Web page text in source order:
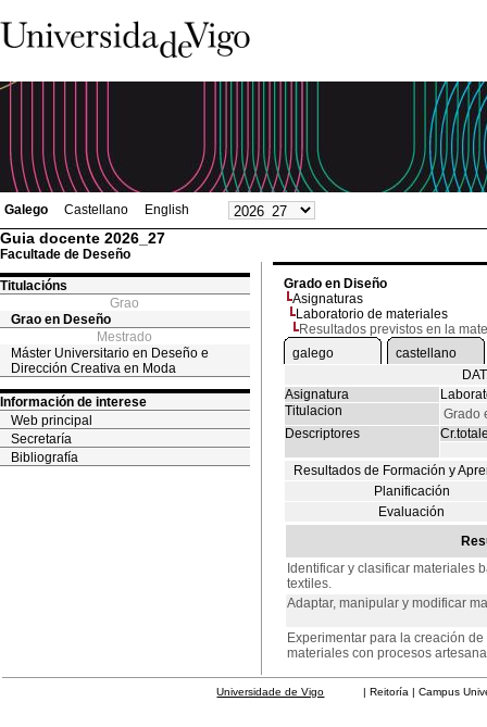
Galego Castellano English
Guia docente 2026_27
Facultade de Deseño
Titulacións
Grao
Grao en Deseño
Mestrado
Máster Universitario en Deseño e
Dirección Creativa en Moda
Información de interese
Web principal
Secretaría
Bibliografía
Grado en Diseño
Asignaturas
Laboratorio de materiales
Resultados previstos en la
galego
castellano
Asignatura
Titulacion
Grado
Descriptores
Resultados de Formación y
Planificación
Evaluación
Identificar y clasificar materiales
textiles.
Adaptar, manipular y modificar
Experimentar para la creación
materiales con procesos
Universidade de Vigo | Reitoría | Campus